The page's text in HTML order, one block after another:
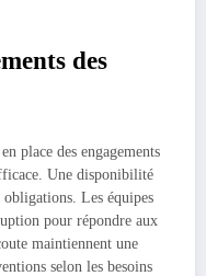
des
place des engagements
Une disponibilité
obligations. Les équipes
pour répondre aux
maintiennent une
selon les besoins